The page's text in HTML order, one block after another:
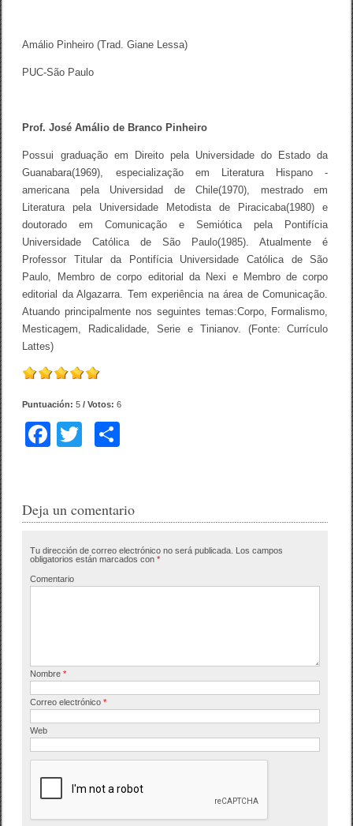
Amálio Pinheiro (Trad. Giane Lessa)
PUC-São Paulo
Prof. José Amálio de Branco Pinheiro
Possui graduação em Direito pela Universidade do Estado da
Guanabara(1969), especialização em Literatura Hispano -
americana pela Universidad de Chile(1970), mestrado em
Literatura pela Universidade Metodista de Piracicaba(1980) e
doutorado em Comunicação e Semiótica pela Pontifícia
Universidade Católica de São Paulo(1985). Atualmente é
Professor Titular da Pontifícia Universidade Católica de São
Paulo, Membro de corpo editorial da Nexi e Membro de corpo
editorial da Algazarra. Tem experiência na área de Comunicação.
Atuando principalmente nos seguintes temas:Corpo, Formalismo,
Mesticagem, Radicalidade, Serie e Tinianov. (Fonte: Currículo
Lattes)
Puntuación:5 / Votos:6
F
e
o
o
er p
tir
Deja un comentario
Tu dirección de correo electrónico no será publicada. Los campos
obligatorios están marcados con*
Comentario
Nombre*
Correo electrónico*
Web